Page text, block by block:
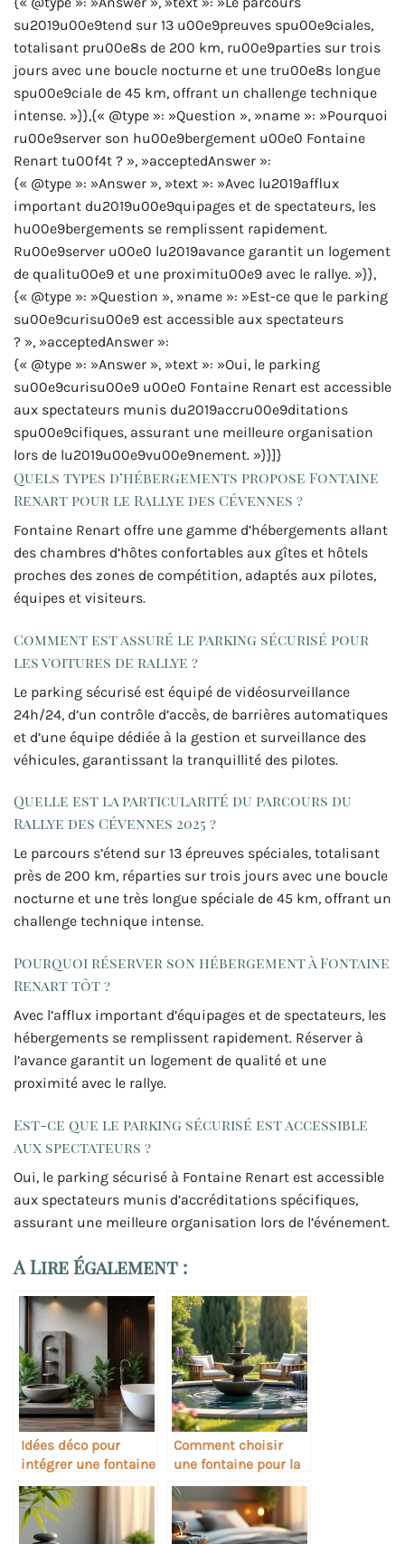
su2019u00e9tend sur 13 u00e9preuves spu00e9ciales,
totalisant pru00e8s de 200 km, ru00e9parties sur trois
jours avec une boucle nocturne et une tru00e8s longue
spu00e9ciale de 45 km, offrant un challenge technique
intense. »}},{« @type »: »Question », »name »: »Pourquoi
ru00e9server son hu00e9bergement u00e0 Fontaine
Renart tu00f4t ? », »acceptedAnswer »:
{« @type »: »Answer », »text »: »Avec lu2019afflux
important du2019u00e9quipages et de spectateurs, les
hu00e9bergements se remplissent rapidement.
Ru00e9server u00e0 lu2019avance garantit un logement
de qualitu00e9 et une proximitu00e9 avec le rallye. »}},
{« @type »: »Question », »name »: »Est-ce que le parking
su00e9curisu00e9 est accessible aux spectateurs
? », »acceptedAnswer »:
{« @type »: »Answer », »text »: »Oui, le parking
su00e9curisu00e9 u00e0 Fontaine Renart est accessible
aux spectateurs munis du2019accru00e9ditations
spu00e9cifiques, assurant une meilleure organisation
lors de lu2019u00e9vu00e9nement. »}}]}
Quels types d’hébergements propose Fontaine
Renart pour le Rallye des Cévennes ?
Fontaine Renart offre une gamme d’hébergements allant
des chambres d’hôtes confortables aux gîtes et hôtels
proches des zones de compétition, adaptés aux pilotes,
équipes et visiteurs.
Comment est assuré le parking sécurisé pour
les voitures de rallye ?
Le parking sécurisé est équipé de vidéosurveillance
24h/24, d’un contrôle d’accès, de barrières automatiques
et d’une équipe dédiée à la gestion et surveillance des
véhicules, garantissant la tranquillité des pilotes.
Quelle est la particularité du parcours du
Rallye des Cévennes 2025 ?
Le parcours s’étend sur 13 épreuves spéciales, totalisant
près de 200 km, réparties sur trois jours avec une boucle
nocturne et une très longue spéciale de 45 km, offrant un
challenge technique intense.
Pourquoi réserver son hébergement à Fontaine
Renart tôt ?
Avec l’afflux important d’équipages et de spectateurs, les
hébergements se remplissent rapidement. Réserver à
l’avance garantit un logement de qualité et une
proximité avec le rallye.
Est-ce que le parking sécurisé est accessible
aux spectateurs ?
Oui, le parking sécurisé à Fontaine Renart est accessible
aux spectateurs munis d’accréditations spécifiques,
assurant une meilleure organisation lors de l’événement.
A Lire Également :
Idées déco pour
intégrer une fontaine
dans une salle de
bain
Comment choisir
une fontaine pour la
relaxation sonore